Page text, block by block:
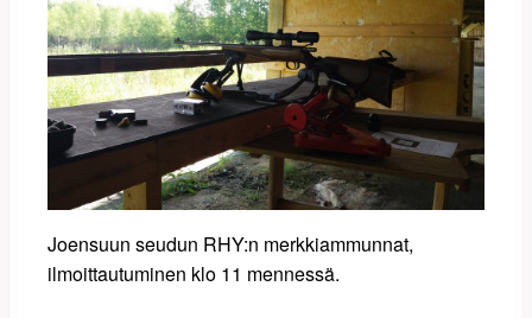
Joensuun seudun RHY:n merkkiammunnat,
ilmoittautuminen klo 11 mennessä.